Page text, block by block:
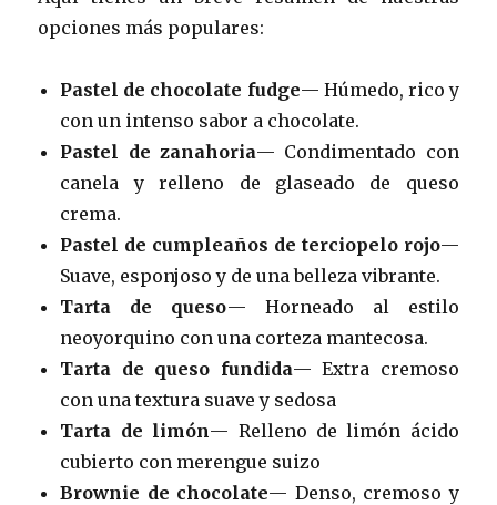
opciones más populares:
Pastel de chocolate fudge— Húmedo, rico y
con un intenso sabor a chocolate.
Pastel de zanahoria— Condimentado con
canela y relleno de glaseado de queso
crema.
Pastel de cumpleaños de terciopelo rojo—
Suave, esponjoso y de una belleza vibrante.
Tarta de queso— Horneado al estilo
neoyorquino con una corteza mantecosa.
Tarta de queso fundida— Extra cremoso
con una textura suave y sedosa
Tarta de limón— Relleno de limón ácido
cubierto con merengue suizo
Brownie de chocolate— Denso, cremoso y